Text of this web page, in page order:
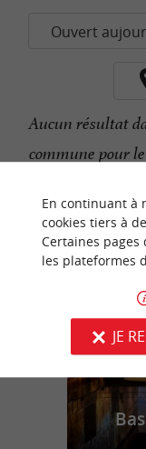
Ouvert
Aucun résultat
commune pour
En continuant à
cookies tiers à
Certaines
les plateformes
JE